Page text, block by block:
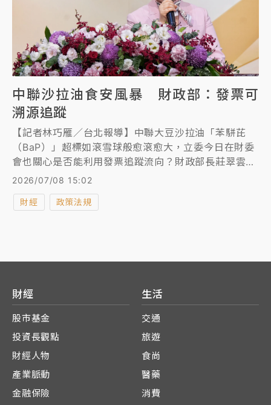
中聯沙拉油食安風暴 財政部：發票可
溯源追蹤
【記者林巧雁／台北報導】中聯大豆沙拉油「苯駢芘
（BaP）」超標如滾雪球般愈滾愈大，立委今日在財委
會也關心是否能利用發票追蹤流向？財政部長莊翠雲答
詢表示，財政部與衛福部有「食品雲」介接，每月18日
提供上下游業者資料，衛福部可以溯源追蹤，財政部也
會主動聯繫衛福部，是否需提供發票資料透過「食品
2026/07/08 15:02
財經 政策法規
財經
股市基金
投資長觀點
財經人物
產業脈動
金融保險
生活
交通
旅遊
食尚
醫藥
消費